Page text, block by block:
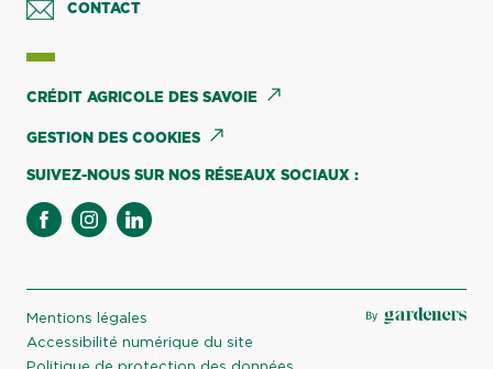
CONTACT
CRÉDIT AGRICOLE DES SAVOIE
GESTION DES COOKIES
SUIVEZ-NOUS SUR NOS RÉSEAUX SOCIAUX :
facebookinstagramlinkedin
Mentions légales
Accessibilité numérique du site